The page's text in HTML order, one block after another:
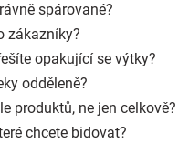
spárované?
zákazníky?
opakující se výtky?
odděleně?
produktů, ne jen celkově?
chcete bidovat?